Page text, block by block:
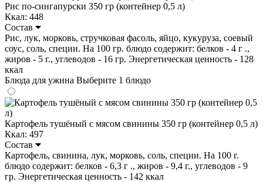
Рис по-сингапурски 350 гр (контейнер 0,5 л)
Ккал: 448
Состав
Рис, лук, морковь, стручковая фасоль, яйцо, кукуруза, соевый
соус, соль, специи. На 100 гр. блюдо содержит: белков - 4 г .,
жиров - 5 г., углеводов - 16 гр. Энергетическая ценность - 128
ккал
Блюда для ужина Выберите 1 блюдо
Картофель тушёный с мясом свинины 350 гр (контейнер 0,5 л)
Ккал: 497
Состав
Картофель, свинина, лук, морковь, соль, специи. На 100 г.
блюдо содержит: белков - 6,3 г ., жиров - 9,4 г., углеводов - 9
гр. Энергетическая ценность - 142 ккал